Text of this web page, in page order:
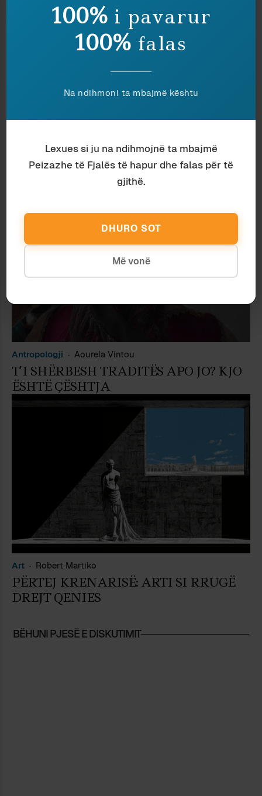
TË VRASËSH ME MUZIKË
Antropologji Aourela Vintou
T’I SHËRBESH TRADITËS APO JO? KJO
ËSHTË ÇËSHTJA
Art Robert Martiko
PËRTEJ KRENARISË: ARTI SI RRUGË
DREJT QENIES
BËHUNI PJESË E DISKUTIMIT
100% i pavarur
100% falas
Na ndihmoni ta mbajmë kështu
Lexues si ju na ndihmojnë ta mbajmë
Peizazhe të Fjalës të hapur dhe falas për të
gjithë.
DHURO SOT
Më vonë